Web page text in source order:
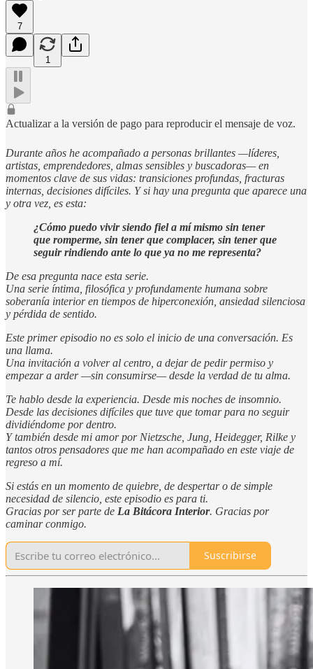
7
1
Actualizar a la versión de pago para reproducir el mensaje de voz.
Durante años he acompañado a personas brillantes —líderes,
artistas, emprendedores, almas sensibles y buscadoras— en
momentos clave de sus vidas: transiciones profundas, fracturas
internas, decisiones difíciles. Y si hay una pregunta que aparece una
y otra vez, es esta:
¿Cómo puedo vivir siendo fiel a mí mismo sin tener
que romperme, sin tener que complacer, sin tener que
seguir rindiendo ante lo que ya no me representa?
De esa pregunta nace esta serie.
Una serie íntima, filosófica y profundamente humana sobre
soberanía interior en tiempos de hiperconexión, ansiedad silenciosa
y pérdida de sentido.
Este primer episodio no es solo el inicio de una conversación. Es
una llama.
Una invitación a volver al centro, a dejar de pedir permiso y
empezar a arder —sin consumirse— desde la verdad de tu alma.
Te hablo desde la experiencia. Desde mis noches de insomnio.
Desde las decisiones difíciles que tuve que tomar para no seguir
dividiéndome por dentro.
Y también desde mi amor por Nietzsche, Jung, Heidegger, Rilke y
tantos otros pensadores que me han acompañado en este viaje de
regreso a mí.
Si estás en un momento de quiebre, de despertar o de simple
necesidad de silencio, este episodio es para ti.
Gracias por ser parte de La Bitácora Interior. Gracias por
caminar conmigo.
Suscribirse